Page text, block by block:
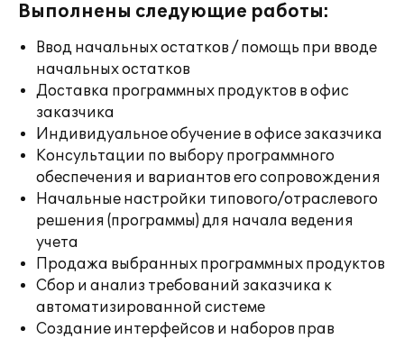
Выполнены следующие работы:
Ввод начальных остатков / помощь при вводе
начальных остатков
Доставка программных продуктов в офис
заказчика
Индивидуальное обучение в офисе заказчика
Консультации по выбору программного
обеспечения и вариантов его сопровождения
Начальные настройки типового/отраслевого
решения (программы) для начала ведения
учета
Продажа выбранных программных продуктов
Сбор и анализ требований заказчика к
автоматизированной системе
Создание интерфейсов и наборов прав